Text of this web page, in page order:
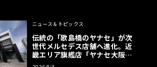
ニュース＆トピックス
伝統の「歌島橋のヤナセ」が次
世代メルセデス店舗へ進化。近
畿エリア旗艦店「ヤナセ大阪支
店」がリニューアル